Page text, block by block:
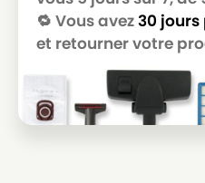
LG-
GOLDSTAR
LG-
GOLDSTAR
LG-
LG-
GOLDSTAR
LG-
🔁 Vous avez30 jours
et retourner votre